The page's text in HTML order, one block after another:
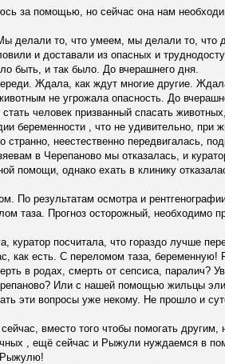
за помощью, но сейчас она нам
делали то, что умеем, мы делали то,
и доставали из опасных и
быть, и так было. До вчерашнего дня.
Ждала, как ждут многие другие.
не угрожала опасность. До
человек призванный спасать
беременности , что не удивительно, при
неестественно передвигалась,
в Черепаново мы отказалась, и
помощи, однако ехать в клинику
По результатам осмотра и
таза. Прогноз осторожный, необходимо
посчитала, что гораздо лучше
как есть. С переломом таза, беременную!
в родах, смерть от сепсиса, паралич?
Или с нашей помощью жильцы
эти вопросы уже некому. Не прошло и
вместо того чтобы помогать
, ещё сейчас и Рыжули нуждаемся в
Рыжулю!